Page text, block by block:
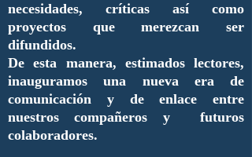
necesidades, críticas así como
proyectos que merezcan ser
difundidos.
De esta manera, estimados lectores,
inauguramos una nueva era de
comunicación y de enlace entre
nuestros compañeros y futuros
colaboradores.